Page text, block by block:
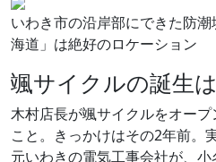
いわき市の沿岸部にできた防
海道」は絶好のロケーション
颯サイクルの誕生
木村店長が颯サイクルをオー
こと。きっかけはその2年前。
元いわきの電気工事会社が、